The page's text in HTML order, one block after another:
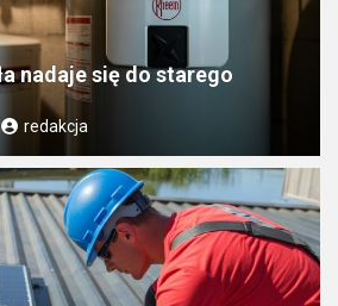
nadaje się do starego
redakcja